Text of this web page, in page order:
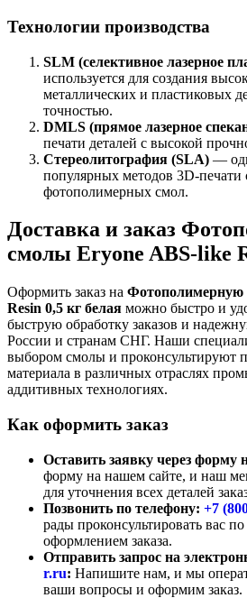
Технологии производства
SLM (селективное лазерное
используется для создания
металлических и пластиковых
точностью.
DMLS (прямое лазерное
печати деталей с высокой
Стереолитография (SLA) —
популярных методов 3D-печати
фотополимерных смол.
Доставка и заказ
смолы Eryone ABS-like
Оформить заказ на Фотополимерную
Resin 0,5 кг белая можно быстро и
быструю обработку заказов и
России и странам СНГ. Наши
выбором смолы и проконсультируют
материала в различных отраслях
аддитивных технологиях.
Как оформить заказ
Оставить заявку через форму
форму на нашем сайте, и наш
для уточнения всех деталей
Позвонить по телефону: +7
рады проконсультировать вас
оформлением заказа.
Отправить запрос на
r.ru: Напишите нам, и мы
ваши вопросы и оформим заказ.